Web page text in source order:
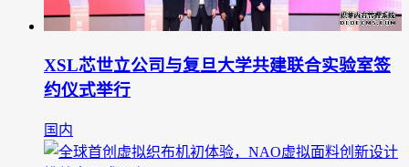
XSL芯世立公司与复旦大学共建联合实验室签
约仪式举行
国内